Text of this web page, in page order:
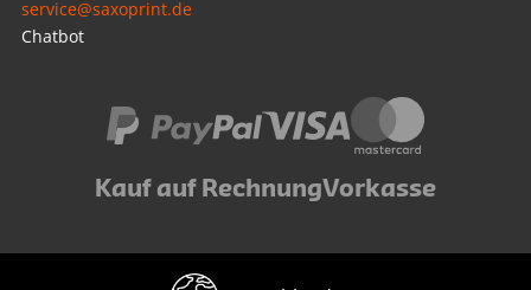
service@saxoprint.de
Chatbot
Kauf auf RechnungVorkasse